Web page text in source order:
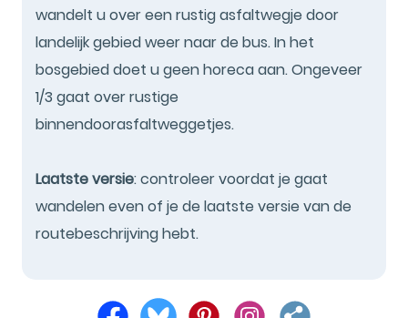
wandelt u over een rustig asfaltwegje door
landelijk gebied weer naar de bus. In het
bosgebied doet u geen horeca aan. Ongeveer
1/3 gaat over rustige
binnendoorasfaltweggetjes.
Laatste versie: controleer voordat je gaat
wandelen even of je de laatste versie van de
routebeschrijving hebt.